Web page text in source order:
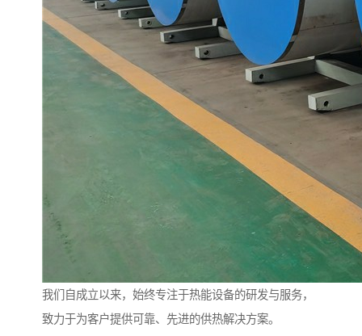
我们自成立以来，始终专注于热能设备的研发与服务，
致力于为客户提供可靠、先进的供热解决方案。